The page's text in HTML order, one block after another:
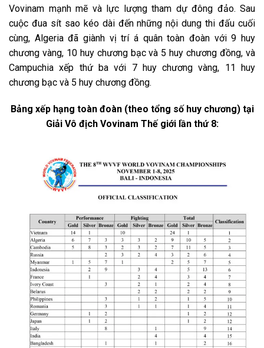
Vovinam mạnh mẽ và lực lượng tham dự đông đảo. Sau
cuộc đua sít sao kéo dài đến những nội dung thi đấu cuối
cùng, Algeria đã giành vị trí á quân toàn đoàn với 9 huy
chương vàng, 10 huy chương bạc và 5 huy chương đồng, và
Campuchia xếp thứ ba với 7 huy chương vàng, 11 huy
chương bạc và 5 huy chương đồng.
Bảng xếp hạng toàn đoàn (theo tổng số huy chương) tại
Giải Vô địch Vovinam Thế giới lần thứ 8: